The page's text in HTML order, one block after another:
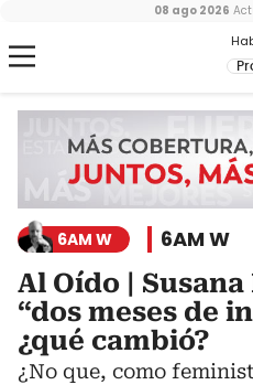
08 ago 2026
6AM W 6AM W
Al Oído |
“dos meses de
¿qué cambió?
¿No que, como